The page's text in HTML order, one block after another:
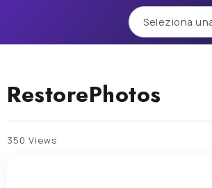
RestorePhotos
350 Views